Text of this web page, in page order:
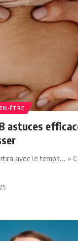
ÊTRE
astuces
avec le temps... »